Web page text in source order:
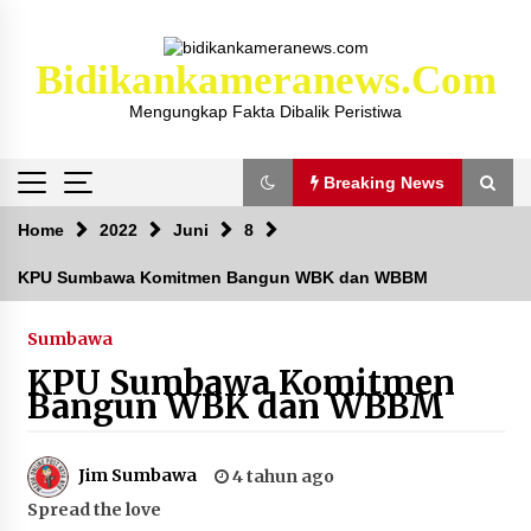
Bidikankameranews.com
Mengungkap Fakta Dibalik Peristiwa
Breaking News
Breaking News
Kejaksaan KSB Mulai Lidik Mafia Tanah Desa
Laporan Dugaan Pencabulan di Desa Sepayung
Kec. Plampang, Polres Sumbawa Pastikan
4 minggu ago
Home 2022 Juni 8
KPU Sumbawa Komitmen Bangun WBK dan WBBM
Sumbawa
KPU Sumbawa Komitmen
Bangun WBK dan WBBM
Jim Sumbawa
4 tahun ago
Spread the love